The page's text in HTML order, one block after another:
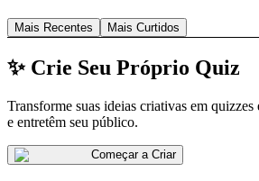
Mais Recentes Mais Curtidos
✨ Crie Seu Próprio Quiz
Transforme suas ideias criativas em
e entretêm seu público.
Começar a Criar